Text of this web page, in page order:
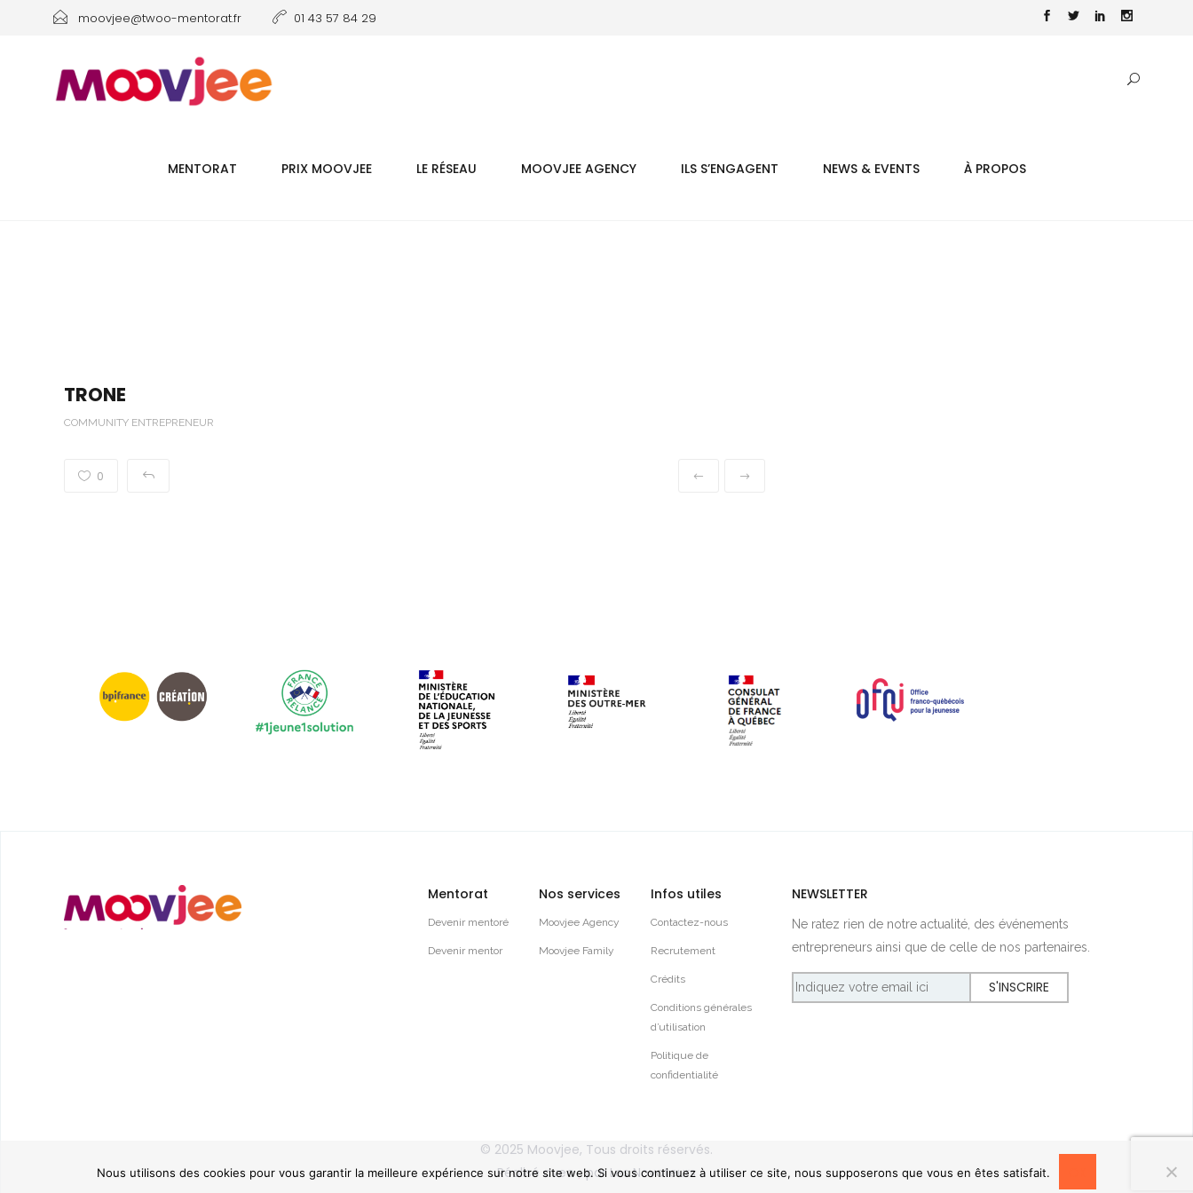
moovjee@twoo-mentorat.fr 01 43 57 84 29
MENTORAT PRIX MOOVJEE LE RÉSEAU MOOVJEE AGENCY ILS S’ENGAGENT NEWS & EVENTS À PROPOS
TRONE
COMMUNITY ENTREPRENEUR
0
Mentorat
Devenir mentoré
Devenir mentor
Nos services
Moovjee Agency
Moovjee Family
Infos utiles
Contactez-nous
Recrutement
Crédits
Conditions générales
d’utilisation
Politique de
confidentialité
NEWSLETTER
Ne ratez rien de notre actualité, des événements
entrepreneurs ainsi que de celle de nos partenaires.
© 2025 Moovjee, Tous droits réservés.
Réalisé avec par Les Novateurs
Nous utilisons des cookies pour vous garantir la meilleure expérience sur notre site web. Si vous continuez à utiliser ce site, nous supposerons que vous en êtes satisfait.